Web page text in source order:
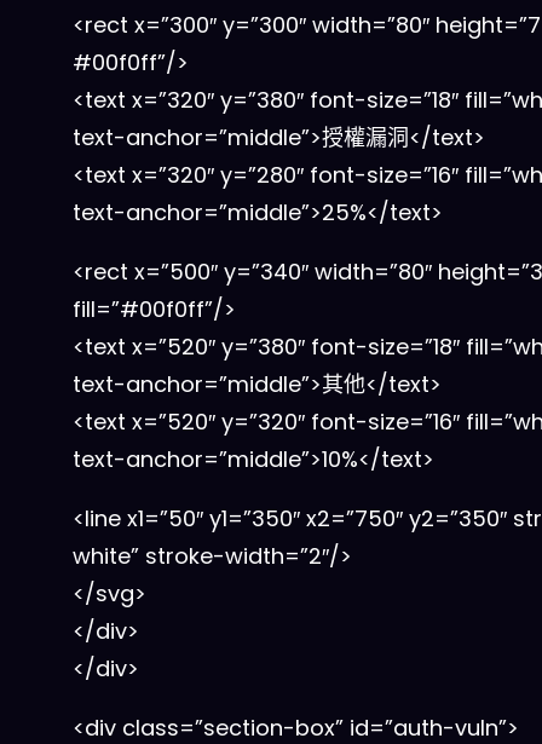
<rect x=”300″ y=”300″ width=”80″
#00f0ff”/>
<text x=”320″ y=”380″ font-size=”18″
text-anchor=”middle”>授權漏洞</text>
<text x=”320″ y=”280″ font-size=”16″
text-anchor=”middle”>25%</text>
<rect x=”500″ y=”340″ width=”80″
fill=”#00f0ff”/>
<text x=”520″ y=”380″ font-size=”18″
text-anchor=”middle”>其他</text>
<text x=”520″ y=”320″ font-size=”16″
text-anchor=”middle”>10%</text>
<line x1=”50″ y1=”350″ x2=”750″ y2=”350″
white” stroke-width=”2″/>
</svg>
</div>
</div>
<div class=”section-box” id=”auth-vuln”>